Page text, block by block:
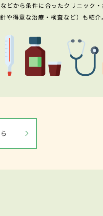
から条件に合ったクリニック・
や得意な治療・検査など）も紹介